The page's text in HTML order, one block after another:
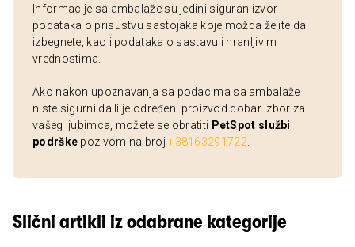
Informacije sa ambalaže su jedini siguran izvor
podataka o prisustvu sastojaka koje možda želite da
izbegnete, kao i podataka o sastavu i hranljivim
vrednostima.
Ako nakon upoznavanja sa podacima sa ambalaže
niste sigurni da li je određeni proizvod dobar izbor za
vašeg ljubimca, možete se obratiti PetSpot službi
podrške pozivom na broj+38163291722
Slični artikli iz odabrane kategorije